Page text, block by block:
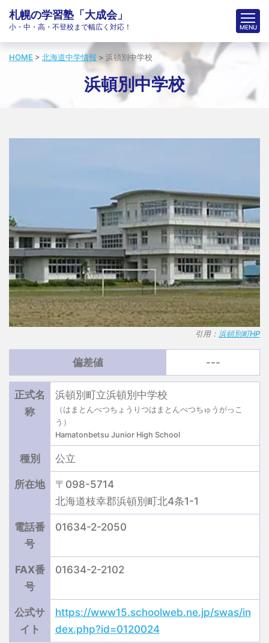
札幌の学習塾「大成会」
小・中・高・不登校まで幅広く対応！
HOME > 北海道中学情報 > 浜頓別中学校
浜頓別中学校
引用： 浜頓別町HP
偏差値 ---
正式名
称
浜頓別町立浜頓別中学校
（はまとんべつちょうりつはまとんべつちゅうがっこ
う）
Hamatonbetsu Junior High School
種別 公立
所在地
〒098-5714
北海道枝幸郡浜頓別町北4条1-1
電話番
号
01634-2-2050
FAX番
号
01634-2-2102
公式サ
イト
https://www15.schoolweb.ne.jp/swas/in
dex.php?id=0120024